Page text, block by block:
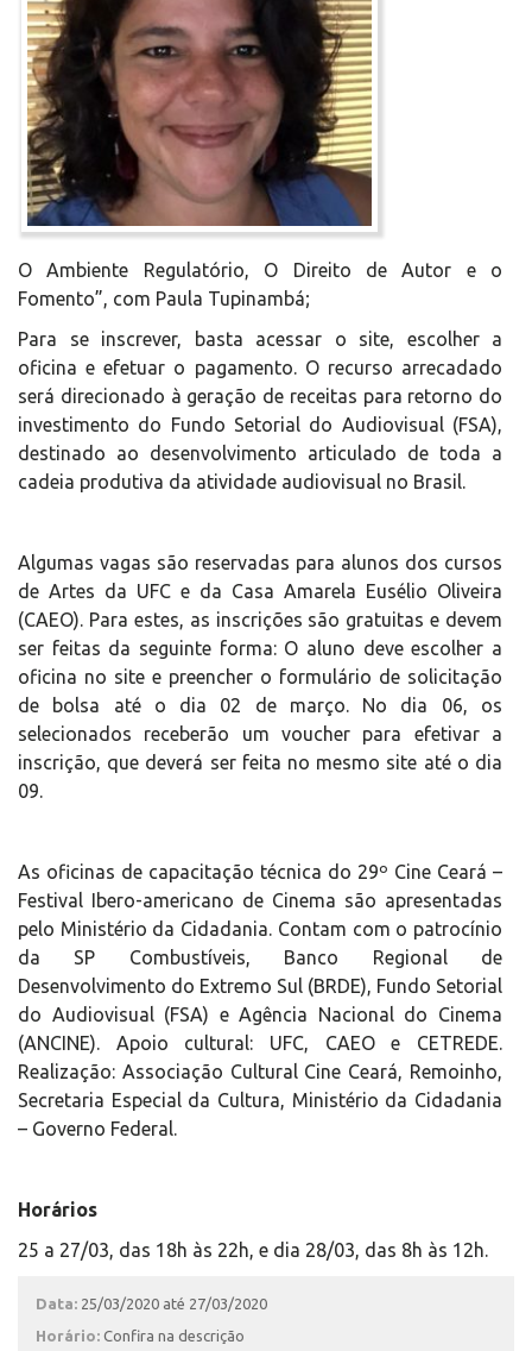
O Ambiente Regulatório, O Direito de Autor e o
Fomento”, com Paula Tupinambá;
Para se inscrever, basta acessar o site, escolher a
oficina e efetuar o pagamento. O recurso arrecadado
será direcionado à geração de receitas para retorno do
investimento do Fundo Setorial do Audiovisual (FSA),
destinado ao desenvolvimento articulado de toda a
cadeia produtiva da atividade audiovisual no Brasil.
Algumas vagas são reservadas para alunos dos cursos
de Artes da UFC e da Casa Amarela Eusélio Oliveira
(CAEO). Para estes, as inscrições são gratuitas e devem
ser feitas da seguinte forma: O aluno deve escolher a
oficina no site e preencher o formulário de solicitação
de bolsa até o dia 02 de março. No dia 06, os
selecionados receberão um voucher para efetivar a
inscrição, que deverá ser feita no mesmo site até o dia
09.
As oficinas de capacitação técnica do 29º Cine Ceará –
Festival Ibero-americano de Cinema são apresentadas
pelo Ministério da Cidadania. Contam com o patrocínio
da SP Combustíveis, Banco Regional de
Desenvolvimento do Extremo Sul (BRDE), Fundo Setorial
do Audiovisual (FSA) e Agência Nacional do Cinema
(ANCINE). Apoio cultural: UFC, CAEO e CETREDE.
Realização: Associação Cultural Cine Ceará, Remoinho,
Secretaria Especial da Cultura, Ministério da Cidadania
– Governo Federal.
Horários
25 a 27/03, das 18h às 22h, e dia 28/03, das 8h às 12h.
Data: 25/03/2020 até 27/03/2020
Horário: Confira na descrição